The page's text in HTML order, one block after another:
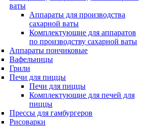
ваты
Аппараты для производства
сахарной ваты
Комплектующие для аппаратов
по производству сахарной ваты
Аппараты пончиковые
Вафельницы
Грили
Печи для пиццы
Печи для пиццы
Комплектующие для печей для
пиццы
Прессы для гамбургеров
Рисоварки